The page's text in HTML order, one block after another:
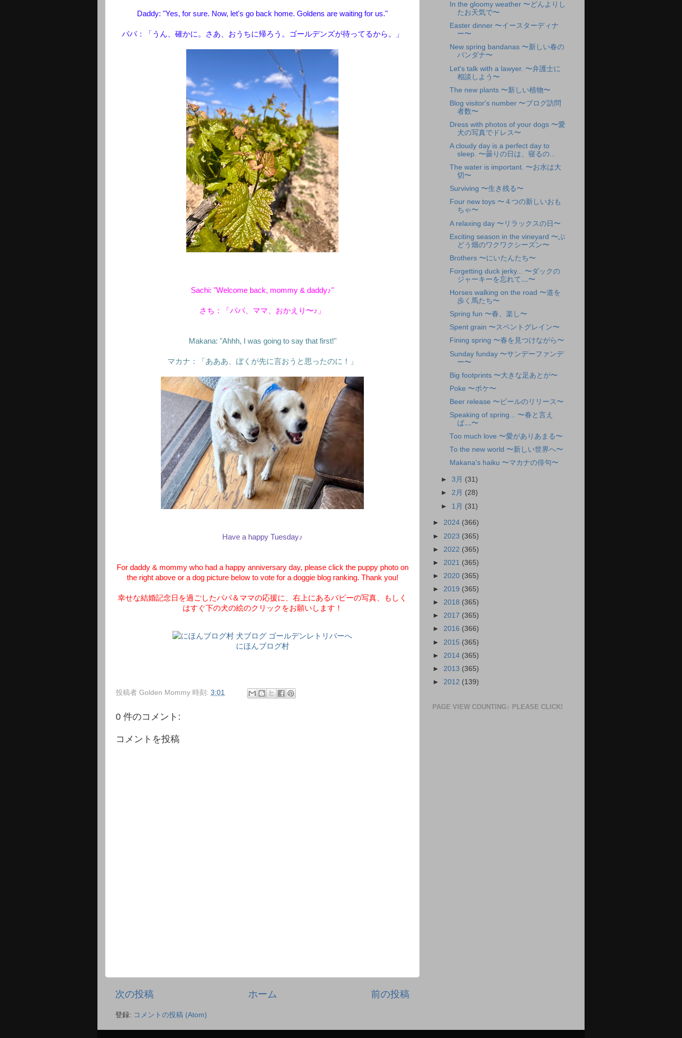
Daddy: "Yes, for sure. Now, let's go back home. Goldens are waiting for us."
パパ：「うん、確かに。さあ、おうちに帰ろう。ゴールデンズが待ってるから。」
Sachi: "Welcome back, mommy & daddy♪"
さち：「パパ、ママ、おかえり〜♪」
Makana: "Ahhh, I was going to say that first!"
マカナ：「あああ、ぼくが先に言おうと思ったのに！」
Have a happy Tuesday♪
For daddy & mommy who had a happy anniversary day, please click the puppy photo on
the right above or a dog picture below to vote for a doggie blog ranking. Thank you!
幸せな結婚記念日を過ごしたパパ＆ママの応援に、右上にあるパピーの写真、もしく
はすぐ下の犬の絵のクリックをお願いします！
にほんブログ村
投稿者 Golden Mommy 時刻: 3:01
0 件のコメント:
コメントを投稿
次の投稿 前の投稿
ホーム
登録: コメントの投稿 (Atom)
In the gloomy weather 〜どんよりし
たお天気で〜
Easter dinner 〜イースターディナ
ー〜
New spring bandanas 〜新しい春の
バンダナ〜
Let's talk with a lawyer. 〜弁護士に
相談しよう〜
The new plants 〜新しい植物〜
Blog visitor's number 〜ブログ訪問
者数〜
Dress with photos of your dogs 〜愛
犬の写真でドレス〜
A cloudy day is a perfect day to
sleep. 〜曇りの日は、寝るの...
The water is important. 〜お水は大
切〜
Surviving 〜生き残る〜
Four new toys 〜４つの新しいおも
ちゃ〜
A relaxing day 〜リラックスの日〜
Exciting season in the vineyard 〜ぶ
どう畑のワクワクシーズン〜
Brothers 〜にいたんたち〜
Forgetting duck jerky... 〜ダックの
ジャーキーを忘れて‥‥〜
Horses walking on the road 〜道を
歩く馬たち〜
Spring fun 〜春、楽し〜
Spent grain 〜スペントグレイン〜
Fining spring 〜春を見つけながら〜
Sunday funday 〜サンデーファンデ
ー〜
Big footprints 〜大きな足あとが〜
Poke 〜ポケ〜
Beer release 〜ビールのリリース〜
Speaking of spring... 〜春と言え
ば‥‥〜
Too much love 〜愛がありあまる〜
To the new world 〜新しい世界へ〜
Makana's haiku 〜マカナの俳句〜
►3月 (31)
►2月 (28)
► 1月 (31)
► 2024 (366)
► 2023 (365)
► 2022 (365)
► 2021 (365)
► 2020 (365)
► 2019 (365)
► 2018 (365)
► 2017 (365)
► 2016 (366)
► 2015 (365)
► 2014 (365)
► 2013 (365)
► 2012 (139)
PAGE VIEW COUNTING♪ PLEASE CLICK!